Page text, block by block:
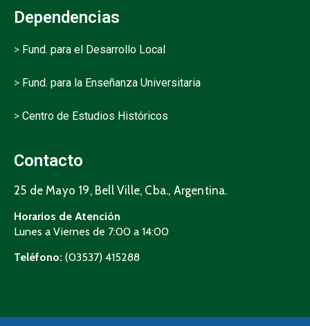
Dependencias
> Fund. para el Desarrollo Local
> Fund. para la Enseñanza Universitaria
> Centro de Estudios Históricos
Contacto
25 de Mayo 19, Bell Ville, Cba., Argentina.
Horarios de Atención
Lunes a Viernes de 7:00 a 14:00
Teléfono: (03537) 415288